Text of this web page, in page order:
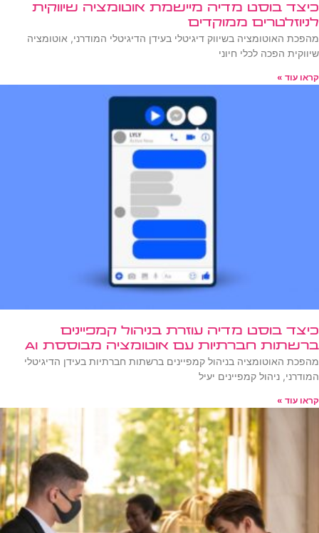
כיצד בוסט מדיה מיישמת אוטומציה שיווקית
לניוזלטרים ממוקדים
מהפכת האוטומציה בשיווק דיגיטלי בעידן הדיגיטלי המודרני, אוטומציה
שיווקית הפכה לכלי חיוני
קראו עוד »
כיצד בוסט מדיה עוזרת בניהול קמפיינים
ברשתות חברתיות עם אוטומציה מבוססת AI
מהפכת האוטומציה בניהול קמפיינים ברשתות חברתיות בעידן הדיגיטלי
המודרני, ניהול קמפיינים יעיל
קראו עוד »